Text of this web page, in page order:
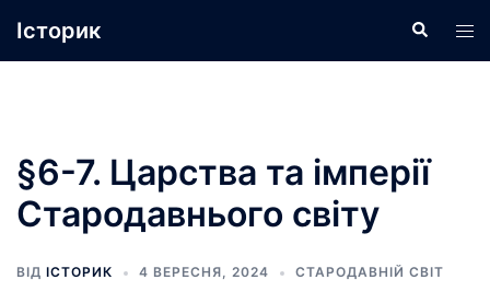
доІсторик Пошук
§6-7. Царства та імперії
Стародавнього світу
ВІД ІСТОРИК 4 ВЕРЕСНЯ, 2024 СТАРОДАВНІЙ СВІТ